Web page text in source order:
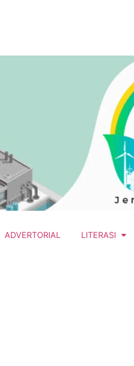
ADVERTORIAL LITERASI